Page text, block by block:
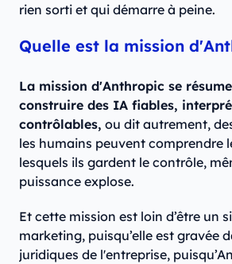
rien sorti et qui démarre à peine.
Quelle est la mission
La mission d'Anthropic se
construire des IA fiables,
contrôlables, ou dit autrement,
les humains peuvent comprendre
lesquels ils gardent le contrôle,
puissance explose.
Et cette mission est loin d’être un
marketing, puisqu’elle est gravée
juridiques de l'entreprise,